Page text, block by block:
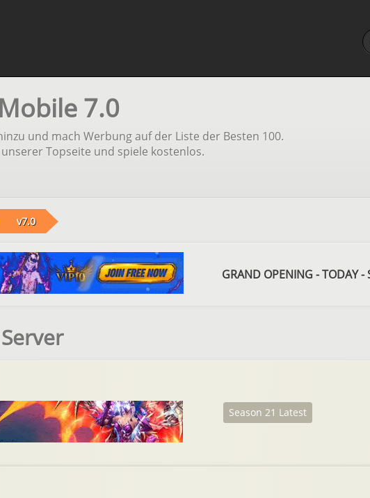
7.0
und mach Werbung auf der Liste der Besten 100.
Topseite und spiele kostenlos.
v7.0
GRAND OPENING - TODAY -
Season 21 Latest